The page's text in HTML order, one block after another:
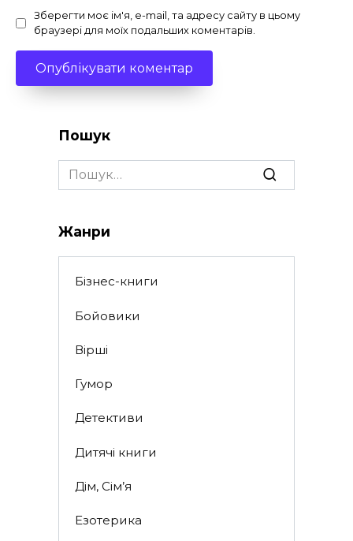
Зберегти моє ім'я, e-mail, та адресу сайту в цьому
браузері для моїх подальших коментарів.
Пошук
Search
for:
Жанри
Бізнес-книги
Бойовики
Вірші
Гумор
Детективи
Дитячі книги
Дім, Сім’я
Езотерика